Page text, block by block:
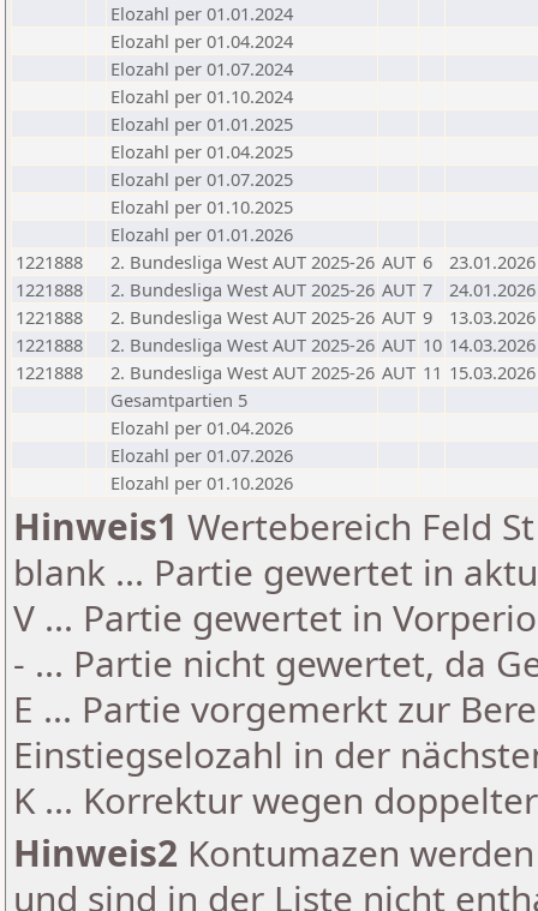
Elozahl per 01.01.2024
Elozahl per 01.04.2024
Elozahl per 01.07.2024
Elozahl per 01.10.2024
Elozahl per 01.01.2025
Elozahl per 01.04.2025
Elozahl per 01.07.2025
Elozahl per 01.10.2025
Elozahl per 01.01.2026
1221888
2. Bundesliga West AUT 2025-26 AUT 6
23.01.2026
1221888
2. Bundesliga West AUT 2025-26 AUT 7
24.01.2026
1221888
2. Bundesliga West AUT 2025-26 AUT 9
13.03.2026
1221888
2. Bundesliga West AUT 2025-26 AUT 10 14.03.2026
1221888
2. Bundesliga West AUT 2025-26 AUT 11 15.03.2026
Gesamtpartien 5
Elozahl per 01.04.2026
Elozahl per 01.07.2026
Elozahl per 01.10.2026
Hinweis1 Wertebereich Feld
blank ... Partie gewertet in
V ... Partie gewertet in
- ... Partie nicht gewertet, da
E ... Partie vorgemerkt zur
Einstiegselozahl in der
K ... Korrektur wegen
Hinweis2 Kontumazen
und sind in der Liste nicht